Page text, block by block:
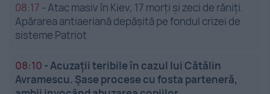
08:17 -Atac masiv în Kiev, 17 morți și zeci de răniți.
Apărarea antiaeriană depășită pe fondul crizei de
sisteme Patriot
08:10 -Acuzații teribile în cazul lui Cătălin
Avramescu. Șase procese cu fosta parteneră,